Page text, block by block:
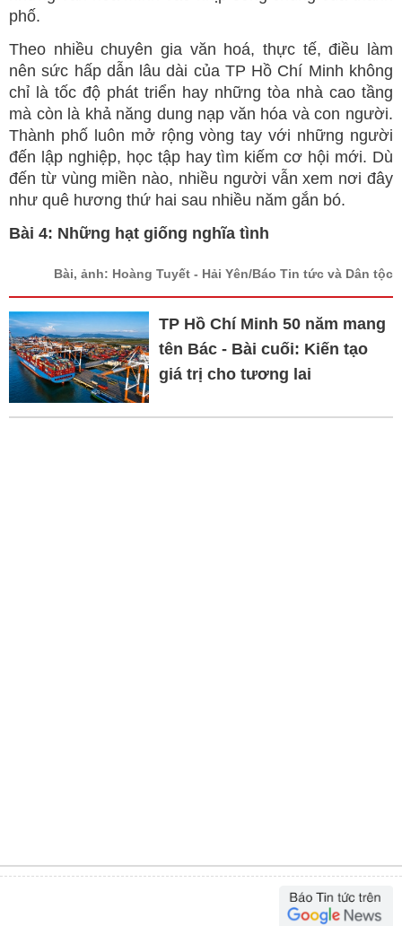
phố.
Theo nhiều chuyên gia văn hoá, thực tế, điều làm
nên sức hấp dẫn lâu dài của TP Hồ Chí Minh không
chỉ là tốc độ phát triển hay những tòa nhà cao tầng
mà còn là khả năng dung nạp văn hóa và con người.
Thành phố luôn mở rộng vòng tay với những người
đến lập nghiệp, học tập hay tìm kiếm cơ hội mới. Dù
đến từ vùng miền nào, nhiều người vẫn xem nơi đây
như quê hương thứ hai sau nhiều năm gắn bó.
Bài 4: Những hạt giống nghĩa tình
Bài, ảnh: Hoàng Tuyết - Hải Yên/Báo Tin tức và Dân tộc
TP Hồ Chí Minh 50 năm mang
tên Bác - Bài cuối: Kiến tạo
giá trị cho tương lai